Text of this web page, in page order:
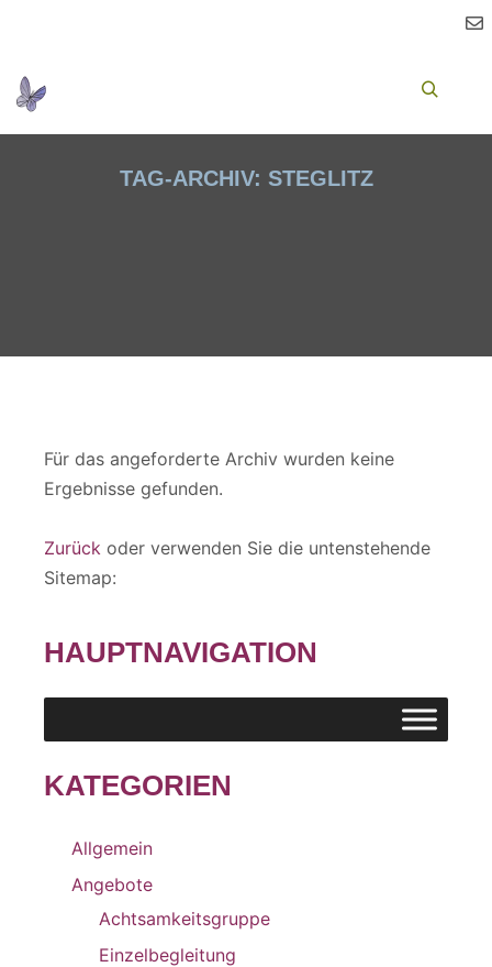
TAG-ARCHIV: STEGLITZ
Für das angeforderte Archiv wurden keine
Ergebnisse gefunden.
Zurück oder verwenden Sie die untenstehende
Sitemap:
HAUPTNAVIGATION
KATEGORIEN
Allgemein
Angebote
Achtsamkeitsgruppe
Einzelbegleitung